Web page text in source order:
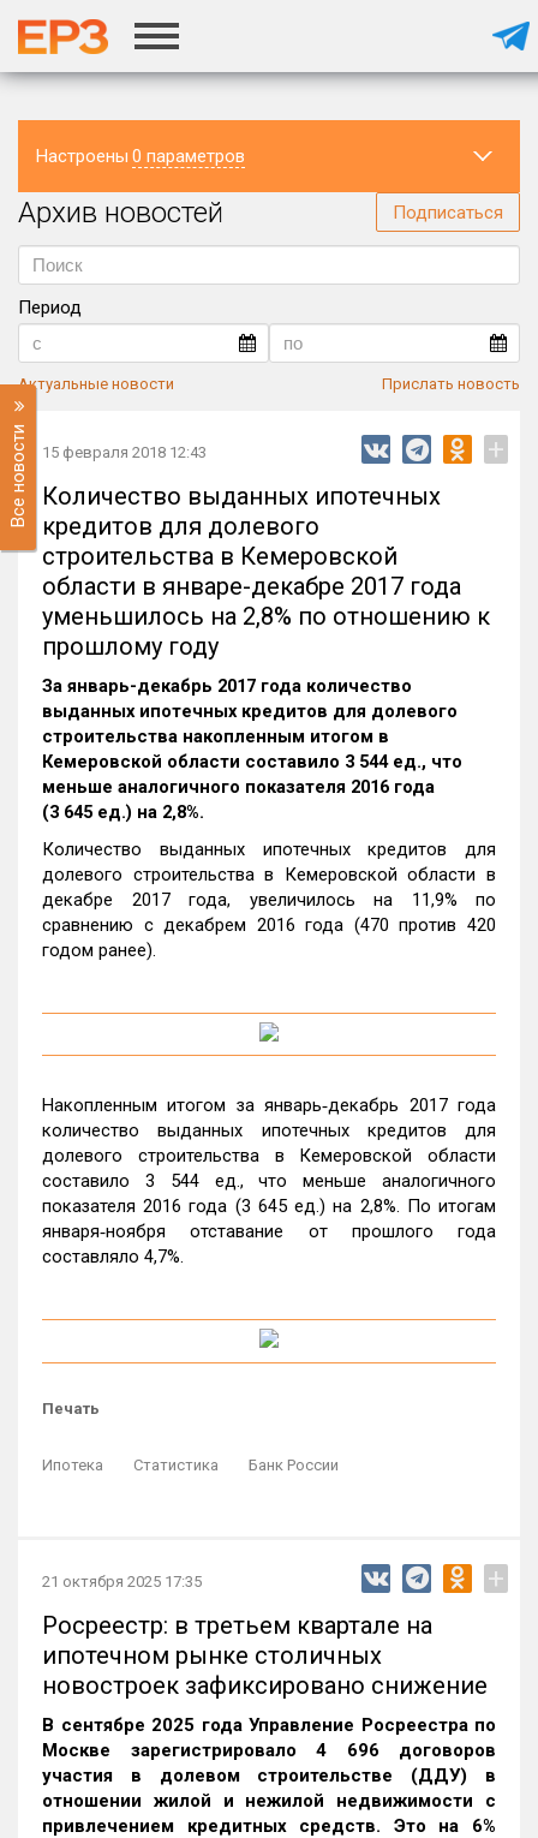
Настроены 0 параметров
Регион
Архив новостей Подписаться
Период
Актуальные новости Прислать новость
Все новости 15 февраля 2018 12:43 +
Количество выданных ипотечных
кредитов для долевого
строительства в Кемеровской
области в январе-декабре 2017 года
уменьшилось на 2,8% по отношению к
прошлому году
За январь-декабрь 2017 года количество
выданных ипотечных кредитов для долевого
строительства накопленным итогом в
Кемеровской области составило 3 544 ед., что
меньше аналогичного показателя 2016 года
(3 645 ед.) на 2,8%.
Количество выданных ипотечных кредитов для
долевого строительства в Кемеровской области в
декабре 2017 года, увеличилось на 11,9% по
сравнению с декабрем 2016 года (470 против 420
годом ранее).
Накопленным итогом за январь‑декабрь 2017 года
количество выданных ипотечных кредитов для
долевого строительства в Кемеровской области
составило 3 544 ед., что меньше аналогичного
показателя 2016 года (3 645 ед.) на 2,8%. По итогам
января‑ноября отставание от прошлого года
составляло 4,7%.
Печать
Ипотека Статистика Банк России
21 октября 2025 17:35 +
Росреестр: в третьем квартале на
ипотечном рынке столичных
новостроек зафиксировано снижение
В сентябре 2025 года Управление Росреестра по
Москве зарегистрировало 4 696 договоров
участия в долевом строительстве (ДДУ) в
отношении жилой и нежилой недвижимости с
привлечением кредитных средств. Это на 6%